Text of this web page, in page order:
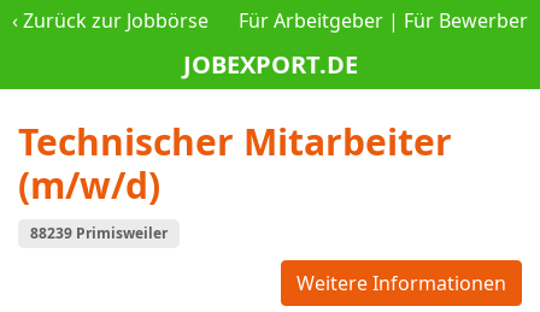
‹Zurück zur Jobbörse
JOBEXPORT.DE
Für Arbeitgeber | Für Bewerber
Technischer Mitarbeiter
(m/w/d)
88239 Primisweiler
Weitere Informationen